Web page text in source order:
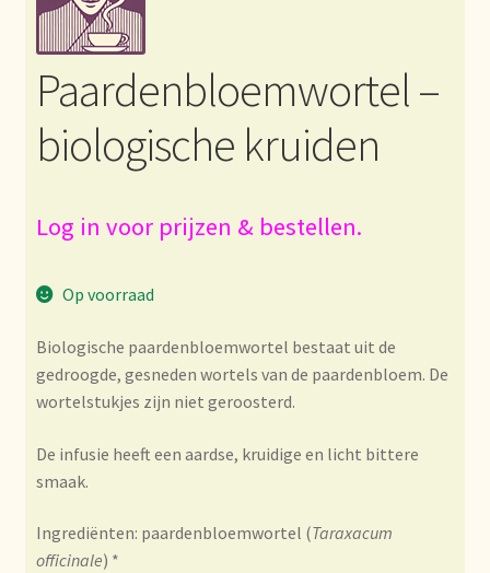
Bezahlung und Rabatte
Bienvenue dans notre commerce de gros de thé !
Bio-Zertifikate
Certificats biologiques
Conditions générales
Paardenbloemwortel –
biologische kruiden
Log in voor prijzen & bestellen.
Op voorraad
Biologische paardenbloemwortel bestaat uit de
gedroogde, gesneden wortels van de paardenbloem. De
wortelstukjes zijn niet geroosterd.
De infusie heeft een aardse, kruidige en licht bittere
smaak.
Ingrediënten: paardenbloemwortel (Taraxacum
officinale) *